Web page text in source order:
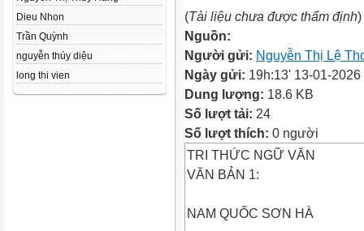
Dieu Nhon
Trần Quỳnh
nguyễn thúy diệu
long thi vien
(Tài liệu chưa được thẩm định)
Nguồn:
Người gửi: Nguyễn Thị Lệ
Ngày gửi: 19h:13' 13-01-2026
Dung lượng: 18.6 KB
Số lượt tải: 24
Số lượt thích: 0 người
TRI THỨC NGỮ VĂN
VĂN BẢN 1:
NAM QUỐC SƠN HÀ